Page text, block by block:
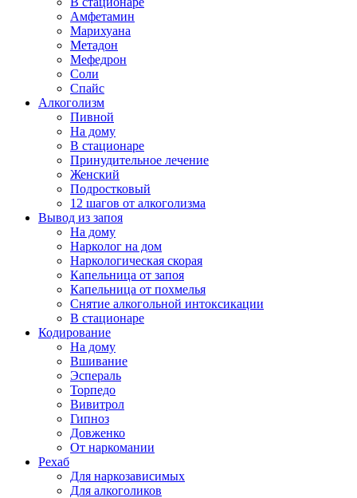
Амфетамин
Марихуана
Метадон
Мефедрон
Соли
Спайс
Алкоголизм
Пивной
На дому
В стационаре
Принудительное лечение
Женский
Подростковый
12 шагов от алкоголизма
Вывод из запоя
На дому
Нарколог на дом
Наркологическая скорая
Капельница от запоя
Капельница от похмелья
Снятие алкогольной интоксикации
В стационаре
Кодирование
На дому
Вшивание
Эспераль
Торпедо
Вивитрол
Гипноз
Довженко
От наркомании
Рехаб
Для наркозависимых
Для алкоголиков